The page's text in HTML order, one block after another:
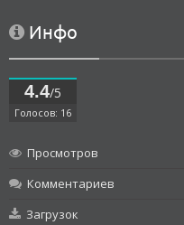
Инфо
4.4/5
Голосов: 16
Просмотров
Комментариев
Загрузок